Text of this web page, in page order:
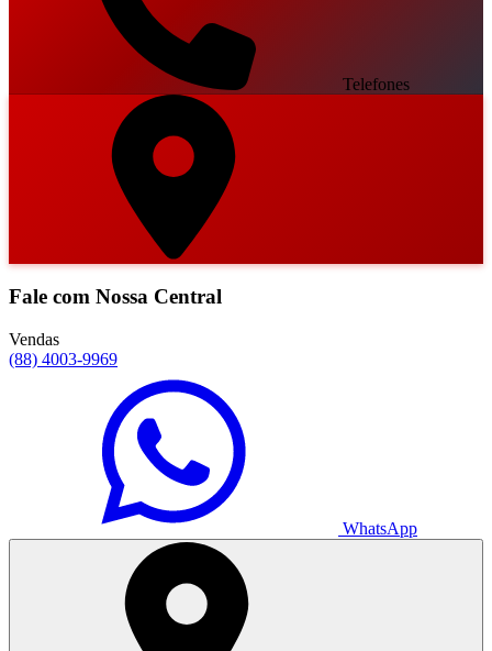
Telefones
Fale com Nossa Central
Vendas
(88) 4003-9969
WhatsApp